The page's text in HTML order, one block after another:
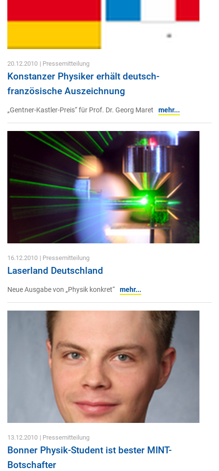
20.12.2010 | Pressemitteilung
Konstanzer Physiker erhält deutsch-
französische Auszeichnung
„Gentner-Kastler-Preis“ für Prof. Dr. Georg Maret mehr...
16.12.2010 | Pressemitteilung
Laserland Deutschland
Neue Ausgabe von „Physik konkret“ mehr...
13.12.2010 | Pressemitteilung
Bonner Physik-Student ist bester MINT-
Botschafter